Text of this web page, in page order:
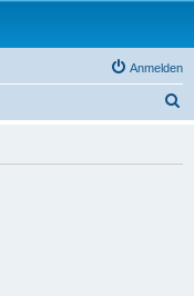
Anmelden